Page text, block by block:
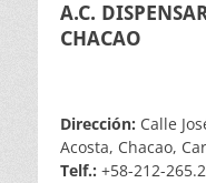
A.C.
CHACAO
Dirección: Calle
Acosta, Chacao,
Telf.: +58-212-